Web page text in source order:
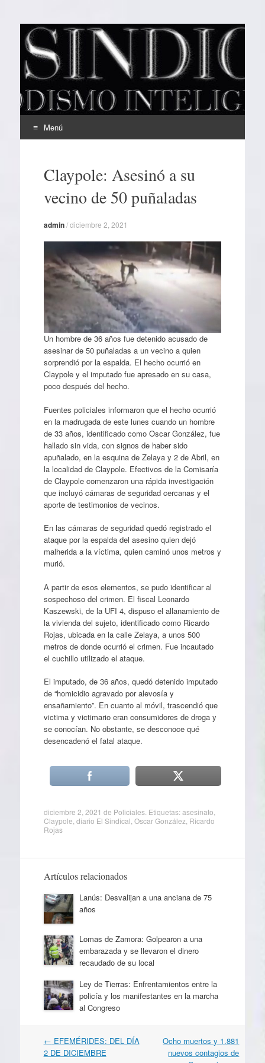
EL SINDICAL
Periodismo Inteligente
Menú
contenidoClaypole: Asesinó a su
vecino de 50 puñaladas
admin/diciembre 2, 2021
Un hombre de 36 años fue detenido acusado de
asesinar de 50 puñaladas a un vecino a quien
sorprendió por la espalda. El hecho ocurrió en
Claypole y el imputado fue apresado en su casa,
poco después del hecho.
Fuentes policiales informaron que el hecho ocurrió
en la madrugada de este lunes cuando un hombre
de 33 años, identificado como Oscar González, fue
hallado sin vida, con signos de haber sido
apuñalado, en la esquina de Zelaya y 2 de Abril, en
la localidad de Claypole. Efectivos de la Comisaría
de Claypole comenzaron una rápida investigación
que incluyó cámaras de seguridad cercanas y el
aporte de testimonios de vecinos.
En las cámaras de seguridad quedó registrado el
ataque por la espalda del asesino quien dejó
malherida a la víctima, quien caminó unos metros y
murió.
A partir de esos elementos, se pudo identificar al
sospechoso del crimen. El fiscal Leonardo
Kaszewski, de la UFI 4, dispuso el allanamiento de
la vivienda del sujeto, identificado como Ricardo
Rojas, ubicada en la calle Zelaya, a unos 500
metros de donde ocurrió el crimen. Fue incautado
el cuchillo utilizado el ataque.
El imputado, de 36 años, quedó detenido imputado
de “homicidio agravado por alevosía y
ensañamiento”. En cuanto al móvil, trascendió que
victima y victimario eran consumidores de droga y
se conocían. No obstante, se desconoce qué
desencadenó el fatal ataque.
diciembre 2, 2021 de Policiales. Etiquetas:asesinato
Claypole diario El Sindical Oscar González, Ricardo
Rojas
Artículos relacionados
Lanús: Desvalijan a una anciana de 75
años
Lomas de Zamora: Golpearon a una
embarazada y se llevaron el dinero
recaudado de su local
Ley de Tierras: Enfrentamientos entre la
policía y los manifestantes en la marcha
al Congreso
Navegación
por
← EFEMÉRIDES: DEL DÍA
2 DE DICIEMBRE
Ocho muertos y 1.881
nuevos contagios de